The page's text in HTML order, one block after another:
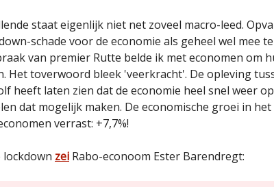
staat eigenlijk niet net zoveel macro-leed.
schade voor de economie als geheel wel mee
van premier Rutte belde ik met economen om
Het toverwoord bleek 'veerkracht'. De opleving
heeft laten zien dat de economie heel snel weer
dat mogelijk maken. De economische groei in het
verrast: +7,7%!
lockdown zei Rabo-econoom Ester Barendregt: